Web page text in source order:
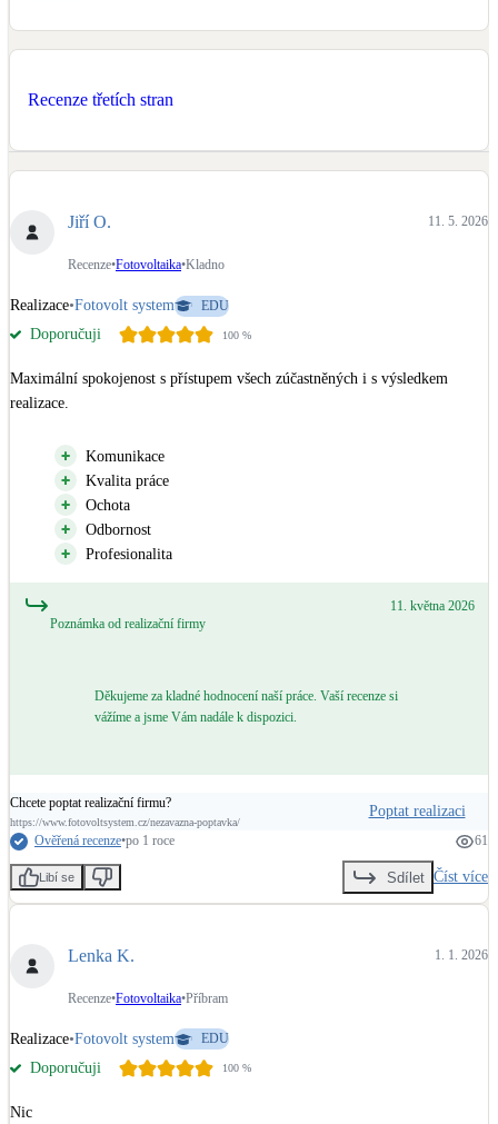
Bateriové úložiště
Stínicí technika
Žaluzie, markýzy, pergoly
Šedá i černá odpadní voda
Kamna / krby
Doplňkové zdroje vytápění
LED osvětlení
Vnitřní i venkovní
Retence deštové vody
Zelená střecha
Větrné elektrárny
Malé i velké turbíny
Recenze třetích stran
Jiří O. 11. 5. 2026
Recenze•Fotovoltaika•Kladno
Realizace•Fotovolt system EDU
Doporučuji 100 %
Maximální spokojenost s přístupem všech zúčastněných i s výsledkem
realizace.
Komunikace
Kvalita práce
Ochota
Odbornost
Profesionalita
Poznámka od realizační firmy
11. května 2026
Děkujeme za kladné hodnocení naší práce. Vaší recenze si
vážíme a jsme Vám nadále k dispozici.
Chcete poptat realizační firmu?
https://www.fotovoltsystem.cz/nezavazna-poptavka/
Poptat realizaci
Ověřená recenze•po 1 roce 61
Libí se Sdílet Číst více
Lenka K. 1. 1. 2026
Recenze•Fotovoltaika•Příbram
Realizace•Fotovolt system EDU
Doporučuji 100 %
Nic